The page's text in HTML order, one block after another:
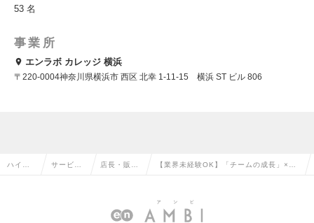
53 名
事業所
エンラボ カレッジ 横浜
〒220-0004神奈川県横浜市 西区 北幸 1-11-15 横浜 ST ビル 806
ハイク サービ 店長・販
理の転職
【業界未経験OK】「チームの成長」×
AMG募集！の求人情報